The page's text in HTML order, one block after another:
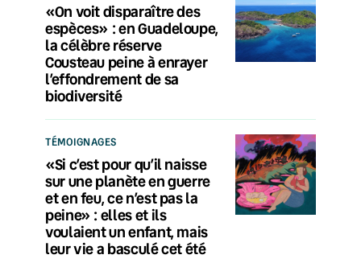
«On voit disparaître des
espèces» : en Guadeloupe,
la célèbre réserve
Cousteau peine à enrayer
l’effondrement de sa
biodiversité
TÉMOIGNAGES
«Si c’est pour qu’il naisse
sur une planète en guerre
et en feu, ce n’est pas la
peine» : elles et ils
voulaient un enfant, mais
leur vie a basculé cet été